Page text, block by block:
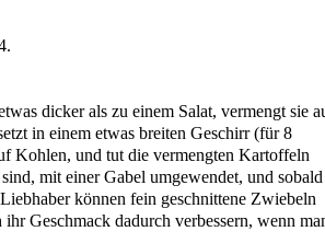
dicker als zu einem Salat, vermengt sie
in einem etwas breiten Geschirr (für 8
Kohlen, und tut die vermengten Kartoffeln
mit einer Gabel umgewendet, und sobald
können fein geschnittene Zwiebeln
Geschmack dadurch verbessern, wenn